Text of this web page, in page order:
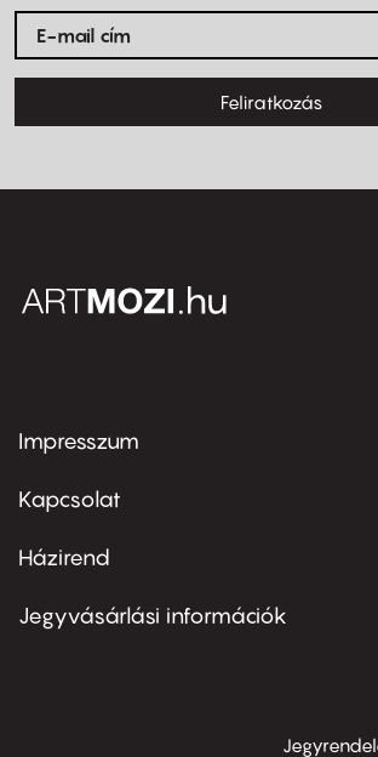
Feliratkozás
Footer
first
Impresszum
Kapcsolat
Footer
second
Házirend
Jegyvásárlási információk